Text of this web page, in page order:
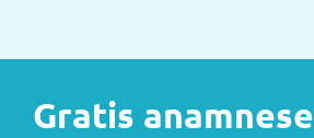
Gratis anamnese